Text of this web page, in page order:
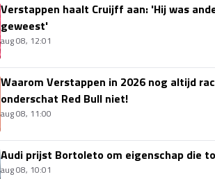
Verstappen haalt Cruijff aan: 'Hij was
geweest'
aug 08, 12:01
Waarom Verstappen in 2026 nog altijd
onderschat Red Bull niet!
aug 08, 11:00
Audi prijst Bortoleto om eigenschap die
aug 08, 10:01